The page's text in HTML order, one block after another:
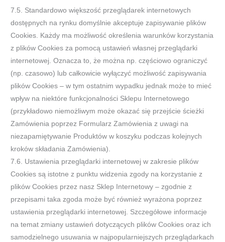
7.5. Standardowo większość przeglądarek internetowych
dostępnych na rynku domyślnie akceptuje zapisywanie plików
Cookies. Każdy ma możliwość określenia warunków korzystania
z plików Cookies za pomocą ustawień własnej przeglądarki
internetowej. Oznacza to, że można np. częściowo ograniczyć
(np. czasowo) lub całkowicie wyłączyć możliwość zapisywania
plików Cookies – w tym ostatnim wypadku jednak może to mieć
wpływ na niektóre funkcjonalności Sklepu Internetowego
(przykładowo niemożliwym może okazać się przejście ścieżki
Zamówienia poprzez Formularz Zamówienia z uwagi na
niezapamiętywanie Produktów w koszyku podczas kolejnych
kroków składania Zamówienia).
7.6. Ustawienia przeglądarki internetowej w zakresie plików
Cookies są istotne z punktu widzenia zgody na korzystanie z
plików Cookies przez nasz Sklep Internetowy – zgodnie z
przepisami taka zgoda może być również wyrażona poprzez
ustawienia przeglądarki internetowej. Szczegółowe informacje
na temat zmiany ustawień dotyczących plików Cookies oraz ich
samodzielnego usuwania w najpopularniejszych przeglądarkach